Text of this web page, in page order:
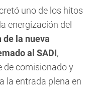
uno de los hitos
energización del
de la nueva
al SADI,
de comisionado y
la entrada plena en